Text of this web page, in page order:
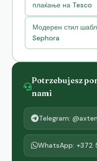
плаќање на Tesco
Модерен стил
Sephora
Potrzebujesz
nami
Telegram:
WhatsApp: +372